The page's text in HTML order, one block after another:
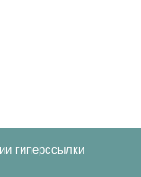
гиперссылки